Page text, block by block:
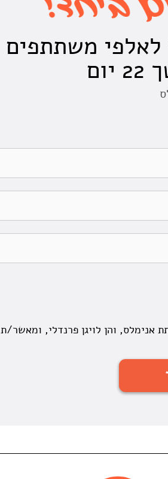
לאלפי משתתפים
והעברת פרטי לתכנית אתגר 22 של עמותת אנימלס, והן לויגן פרנדלי, ומאשר/ת